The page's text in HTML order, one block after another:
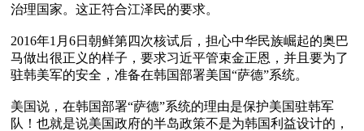
治理国家。这正符合江泽民的要求。
2016年1月6日朝鲜第四次核试后，担心中华民族崛起的奥巴
马做出很正义的样子，要求习近平管束金正恩，并且要为了
驻韩美军的安全，准备在韩国部署美国“萨德”系统。
美国说，在韩国部署“萨德”系统的理由是保护美国驻韩军
队！也就是说美国政府的半岛政策不是为韩国利益设计的，